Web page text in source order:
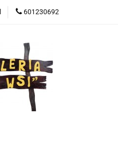
601230692